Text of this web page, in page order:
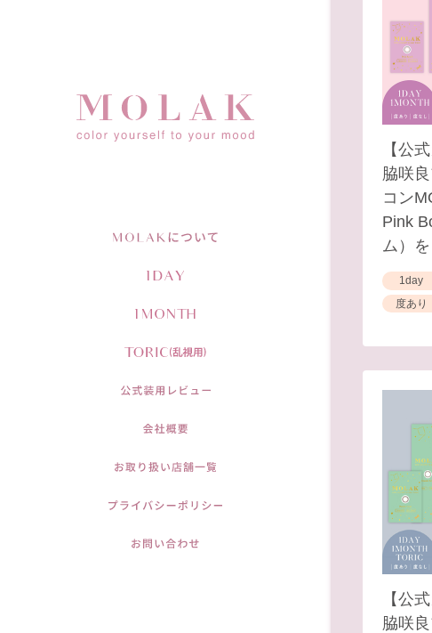
【公
脇咲
コン
Pink
ム）
1day
度あり
【公
脇咲